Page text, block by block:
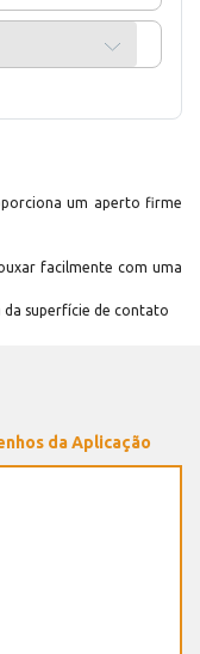
um aperto firme
facilmente com uma
da superfície de contato
da Aplicação